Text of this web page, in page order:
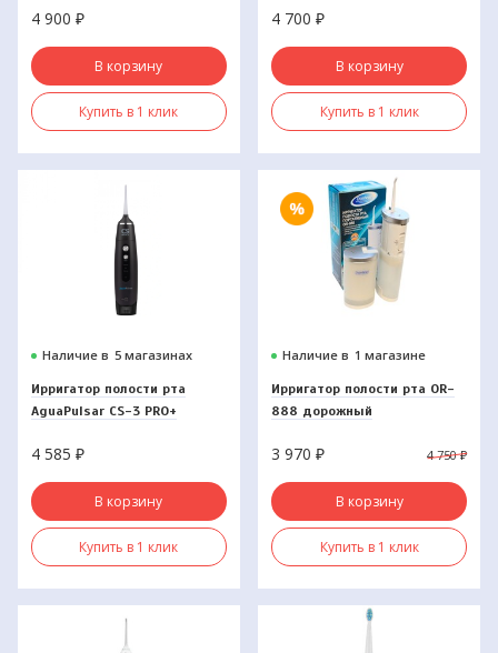
4 900 ₽
В корзину
Купить в 1 клик
4 700₽
В корзину
Купить в 1 клик
Наличие в 5 магазинах
Ирригатор полости рта
AguaPulsar CS-3 PRO+
4 585 ₽
В корзину
Купить в 1 клик
Наличие в 1 магазине
Ирригатор полости рта OR-
888 дорожный
4 750₽
3 970₽
В корзину
Купить в 1 клик